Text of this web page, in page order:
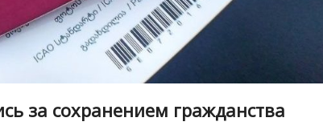
за сохранением гражданства